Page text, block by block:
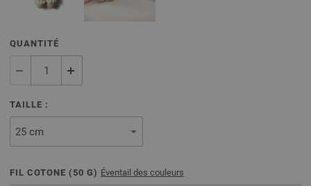
QUANTITÉ
TAILLE :
FIL COTONE ( 50 G) Éventail des couleurs